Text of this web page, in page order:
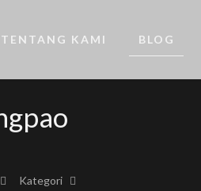
TENTANG KAMI BLOG
Kategori